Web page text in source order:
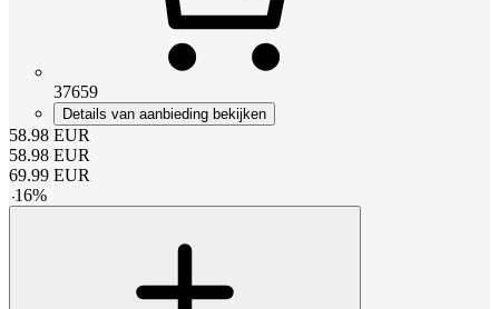
37659
Details van aanbieding bekijken
58.98 EUR
58.98 EUR
69.99 EUR
-16%